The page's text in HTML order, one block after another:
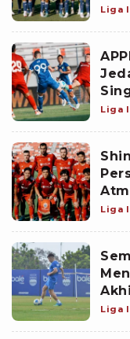
Liga
Liga
Liga
Liga